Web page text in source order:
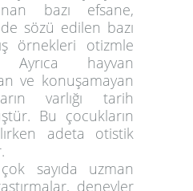
bazı efsane,
sözü edilen bazı
örnekleri otizmle
Ayrıca hayvan
ve konuşamayan
varlığı tarih
Bu çocukların
adeta otistik
sayıda uzman
deneyler